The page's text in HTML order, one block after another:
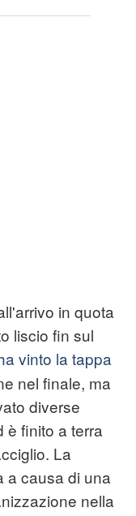
in quota
liscio fin sul
vinto la tappa
nel finale, ma
diverse
è finito a terra
La
a causa di una
nella